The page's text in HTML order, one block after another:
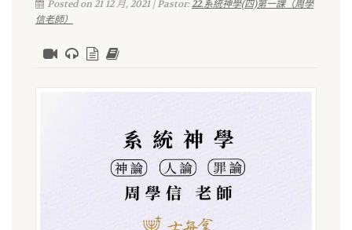
Posted on 21 12 月, 2021 | Pastor:22.系統神學(四)第一課（周學
信老師）